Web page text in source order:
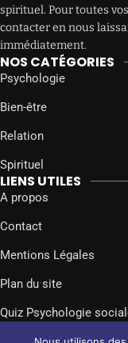
spirituel. Pour toutes
contacter en nous
immédiatement.
NOS CATÉGORIES
Psychologie
Bien-être
Relation
Spirituel
LIENS UTILES
A propos
Contact
Mentions Légales
Plan du site
Quiz Psychologie